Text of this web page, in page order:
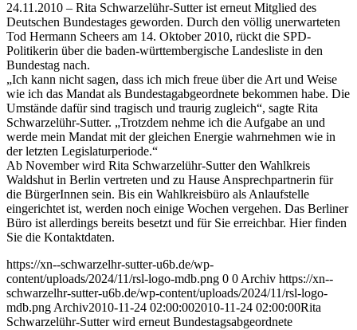
24.11.2010 – Rita Schwarzelühr-Sutter ist erneut Mitglied des
Deutschen Bundestages geworden. Durch den völlig unerwarteten
Tod Hermann Scheers am 14. Oktober 2010, rückt die SPD-
Politikerin über die baden-württembergische Landesliste in den
Bundestag nach.
„Ich kann nicht sagen, dass ich mich freue über die Art und Weise
wie ich das Mandat als Bundestagabgeordnete bekommen habe. Die
Umstände dafür sind tragisch und traurig zugleich“, sagte Rita
Schwarzelühr-Sutter. „Trotzdem nehme ich die Aufgabe an und
werde mein Mandat mit der gleichen Energie wahrnehmen wie in
der letzten Legislaturperiode.“
Ab November wird Rita Schwarzelühr-Sutter den Wahlkreis
Waldshut in Berlin vertreten und zu Hause Ansprechpartnerin für
die BürgerInnen sein. Bis ein Wahlkreisbüro als Anlaufstelle
eingerichtet ist, werden noch einige Wochen vergehen. Das Berliner
Büro ist allerdings bereits besetzt und für Sie erreichbar. Hier finden
Sie die Kontaktdaten.
https://xn--schwarzelhr-sutter-u6b.de/wp-
content/uploads/2024/11/rsl-logo-mdb.png 0 0 Archiv https://xn--
schwarzelhr-sutter-u6b.de/wp-content/uploads/2024/11/rsl-logo-
mdb.png Archiv2010-11-24 02:00:002010-11-24 02:00:00Rita
Schwarzelühr-Sutter wird erneut Bundestagsabgeordnete